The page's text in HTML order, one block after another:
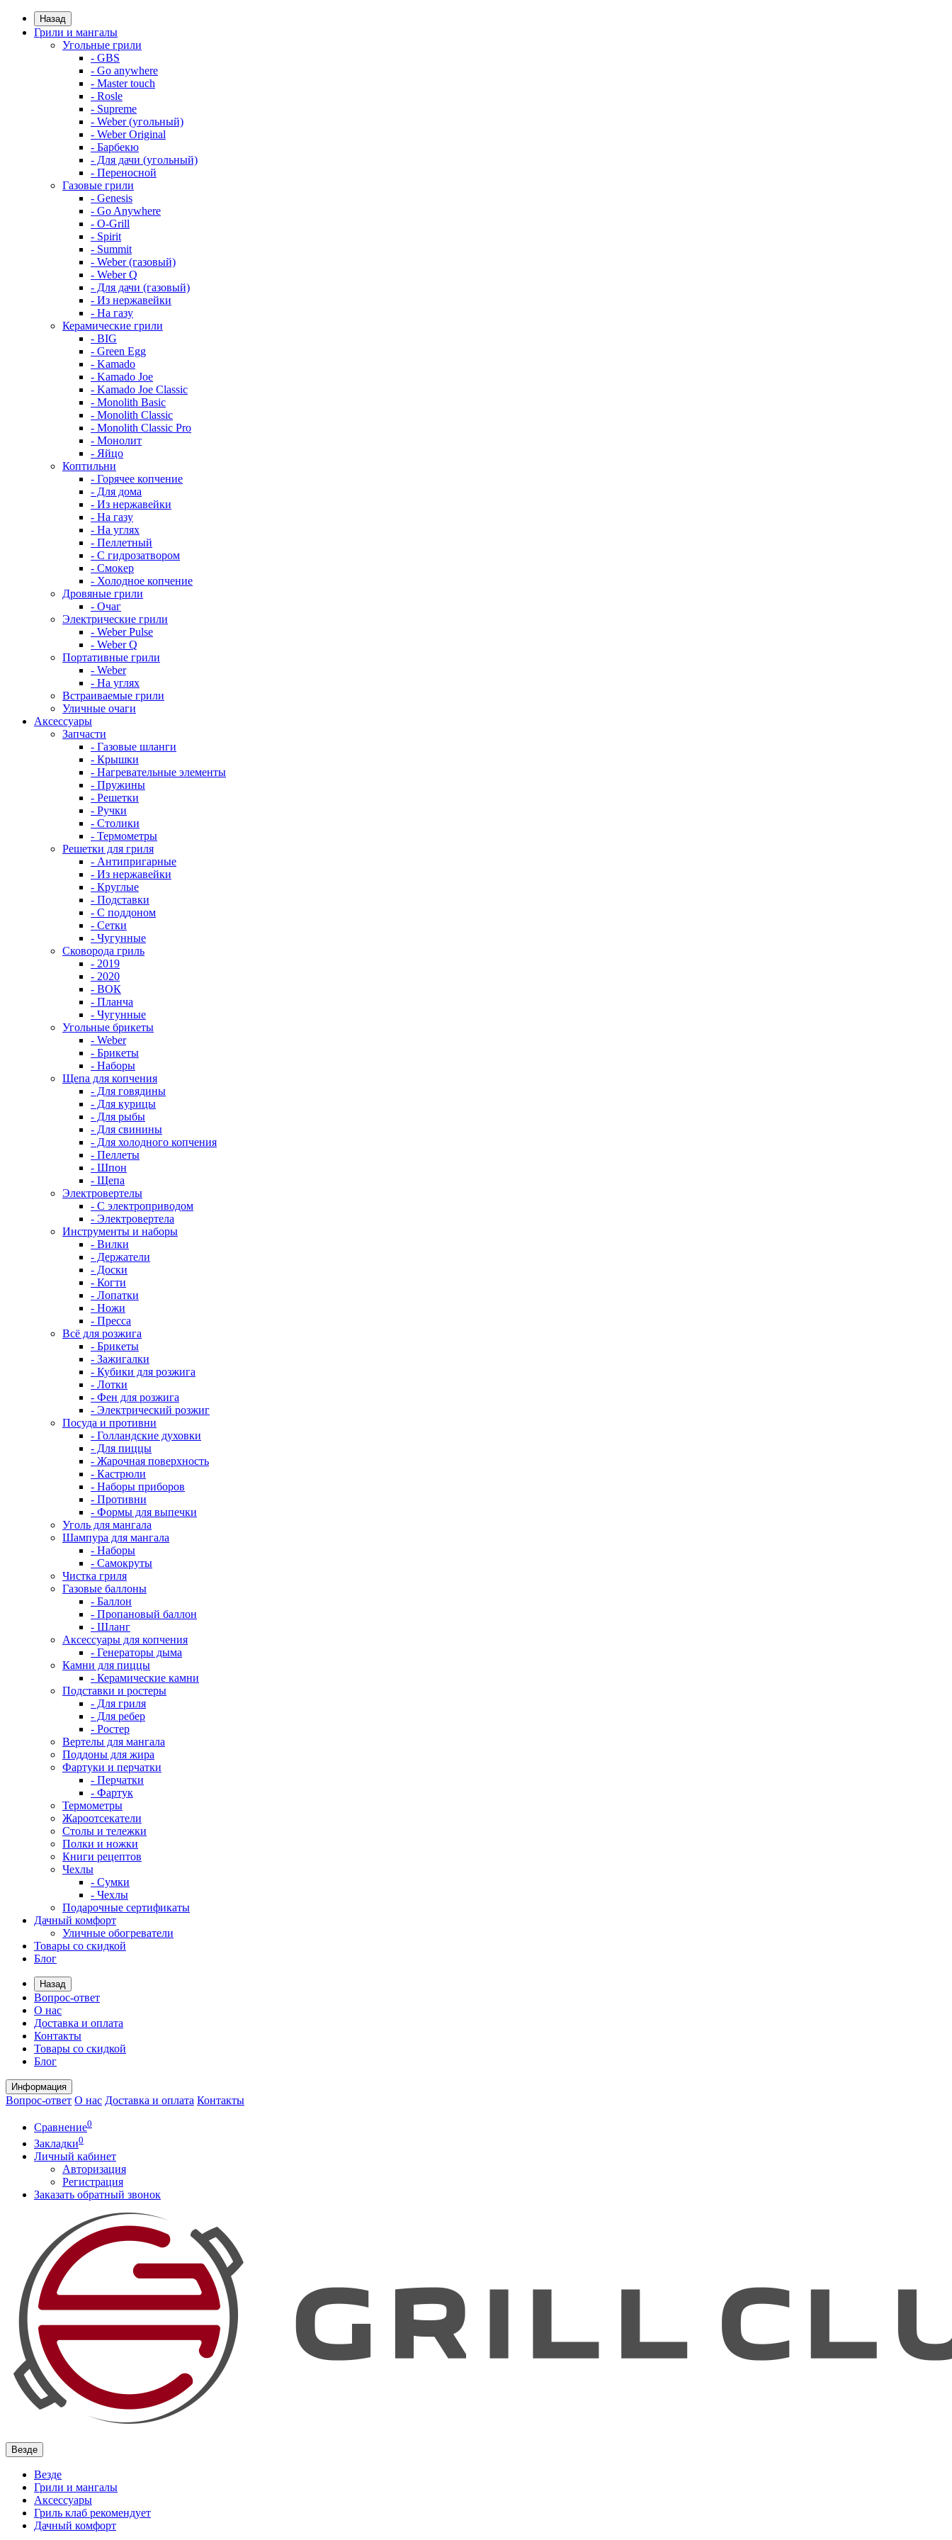
Назад
Грили и мангалы
Угольные грили
- GBS
- Go anywhere
- Master touch
- Rosle
- Supreme
- Weber (угольный)
- Weber Original
- Барбекю
- Для дачи (угольный)
- Переносной
Газовые грили
- Genesis
- Go Anywhere
- O-Grill
- Spirit
- Summit
- Weber (газовый)
- Weber Q
- Для дачи (газовый)
- Из нержавейки
- На газу
Керамические грили
- BIG
- Green Egg
- Kamado
- Kamado Joe
- Kamado Joe Classic
- Monolith Basic
- Monolith Classic
- Monolith Classic Pro
- Монолит
- Яйцо
Коптильни
- Горячее копчение
- Для дома
- Из нержавейки
- На газу
- На углях
- Пеллетный
- С гидрозатвором
- Смокер
- Холодное копчение
Дровяные грили
- Очаг
Электрические грили
- Weber Pulse
- Weber Q
Портативные грили
- Weber
- На углях
Встраиваемые грили
Уличные очаги
Аксессуары
Запчасти
- Газовые шланги
- Крышки
- Нагревательные элементы
- Пружины
- Решетки
- Ручки
- Столики
- Термометры
Решетки для гриля
- Антипригарные
- Из нержавейки
- Круглые
- Подставки
- С поддоном
- Сетки
- Чугунные
Сковорода гриль
- 2019
- 2020
- ВОК
- Планча
- Чугунные
Угольные брикеты
- Weber
- Брикеты
- Наборы
Щепа для копчения
- Для говядины
- Для курицы
- Для рыбы
- Для свинины
- Для холодного копчения
- Пеллеты
- Шпон
- Щепа
Электровертелы
- С электроприводом
- Электровертела
Инструменты и наборы
- Вилки
- Держатели
- Доски
- Когти
- Лопатки
- Ножи
- Пресса
Всё для розжига
- Брикеты
- Зажигалки
- Кубики для розжига
- Лотки
- Фен для розжига
- Электрический розжиг
Посуда и противни
- Голландские духовки
- Для пиццы
- Жарочная поверхность
- Кастрюли
- Наборы приборов
- Противни
- Формы для выпечки
Уголь для мангала
Шампура для мангала
- Наборы
- Самокруты
Чистка гриля
Газовые баллоны
- Баллон
- Пропановый баллон
- Шланг
Аксессуары для копчения
- Генераторы дыма
Камни для пиццы
- Керамические камни
Подставки и ростеры
- Для гриля
- Для ребер
- Ростер
Вертелы для мангала
Поддоны для жира
Фартуки и перчатки
- Перчатки
- Фартук
Термометры
Жароотсекатели
Столы и тележки
Полки и ножки
Книги рецептов
Чехлы
- Сумки
- Чехлы
Подарочные сертификаты
Дачный комфорт
Уличные обогреватели
Товары со скидкой
Блог
Назад
Вопрос-ответ
О нас
Доставка и оплата
Контакты
Товары со скидкой
Блог
Информация
Вопрос-ответ О нас Доставка и оплата Контакты
Сравнение0
Закладки0
Личный кабинет
Авторизация
Регистрация
Заказать обратный звонок
Везде
Везде
Грили и мангалы
Аксессуары
Гриль клаб рекомендует
Дачный комфорт